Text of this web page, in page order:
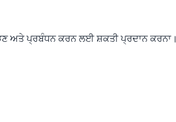
ਅਤੇ ਪ੍ਰਬੰਧਨ ਕਰਨ ਲਈ ਸ਼ਕਤੀ ਪ੍ਰਦਾਨ ਕਰਨਾ।